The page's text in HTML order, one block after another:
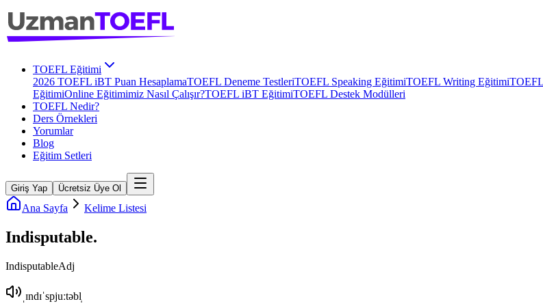
TOEFL Eğitimi
2026 TOEFL iBT Puan HesaplamaTOEFL Deneme TestleriTOEFL Speaking EğitimiTOEFL Writing Eğitimi
EğitimiOnline Eğitimimiz Nasıl Çalışır?TOEFL iBT EğitimiTOEFL Destek Modülleri
TOEFL Nedir?
Ders Örnekleri
Yorumlar
Blog
Eğitim Setleri
Giriş Yap Ücretsiz Üye Ol
Ana Sayfa Kelime Listesi
Indisputable.
IndisputableAdj
ˌɪndɪˈspjuːtəbl̩